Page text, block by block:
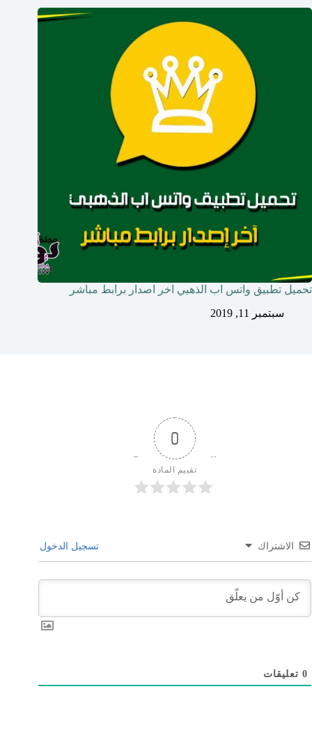
تحميل تطبيق واتس اب الذهبي اخر اصدار برابط مباشر
سبتمبر 11, 2019
0
تقييم المادة
الاشتراك تسجيل الدخول
0 تعليقات